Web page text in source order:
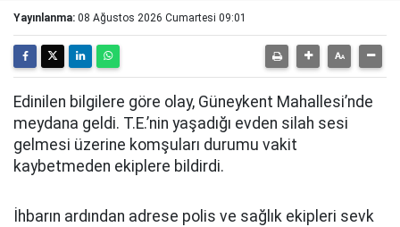
Yayınlanma: 08 Ağustos 2026 Cumartesi 09:01
Edinilen bilgilere göre olay, Güneykent Mahallesi’nde
meydana geldi. T.E.’nin yaşadığı evden silah sesi
gelmesi üzerine komşuları durumu vakit
kaybetmeden ekiplere bildirdi.
İhbarın ardından adrese polis ve sağlık ekipleri sevk